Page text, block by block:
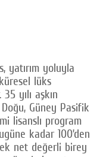
yatırım yoluyla
lüks
yılı aşkın
Güney Pasifik
lisanslı program
kadar 100’den
net değerli birey